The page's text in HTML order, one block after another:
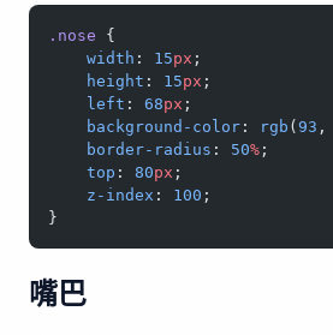
.nose {
    width
: 15px ;
    height
: 15px ;
    left
: 68px ;
    background-color
: rgb ( 93 ,
    border-radius
: 50% ;
    top
: 80px ;
    z-index
: 100 ;
}
嘴巴